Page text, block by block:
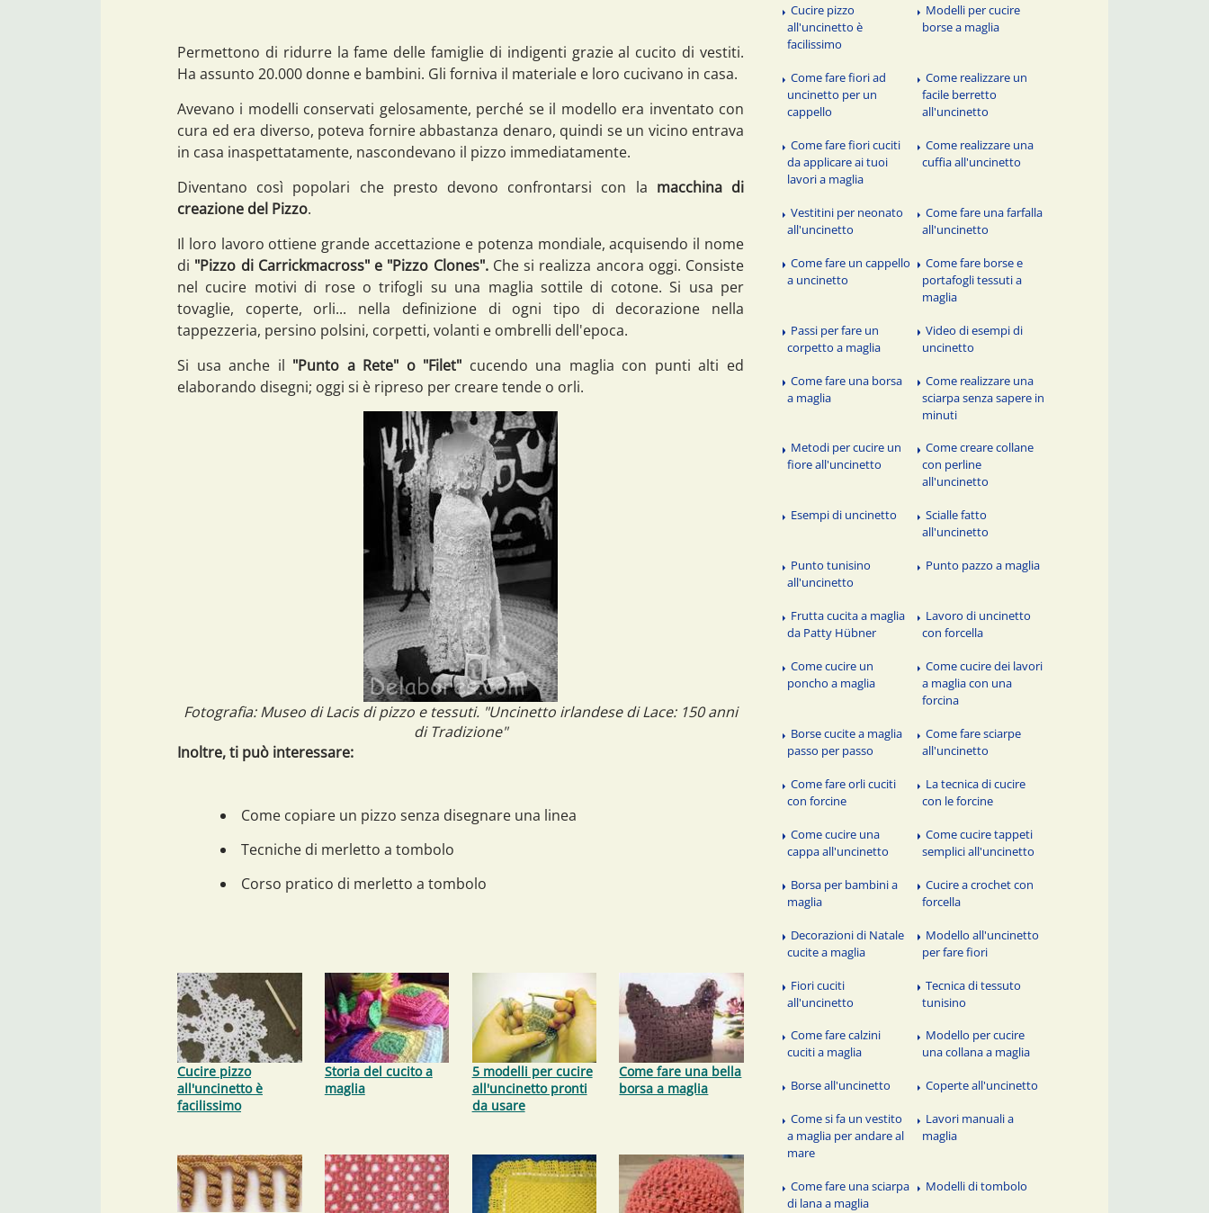
Permettono di ridurre la fame delle famiglie di indigenti grazie al cucito di vestiti.
Ha assunto 20.000 donne e bambini. Gli forniva il materiale e loro cucivano in casa.
Avevano i modelli conservati gelosamente, perché se il modello era inventato con
cura ed era diverso, poteva fornire abbastanza denaro, quindi se un vicino entrava
in casa inaspettatamente, nascondevano il pizzo immediatamente.
Diventano così popolari che presto devono confrontarsi con la macchina di
creazione del Pizzo.
Il loro lavoro ottiene grande accettazione e potenza mondiale, acquisendo il nome
di "Pizzo di Carrickmacross" e "Pizzo Clones".Che si realizza ancora oggi. Consiste
nel cucire motivi di rose o trifogli su una maglia sottile di cotone. Si usa per
tovaglie, coperte, orli... nella definizione di ogni tipo di decorazione nella
tappezzeria, persino polsini, corpetti, volanti e ombrelli dell'epoca.
Si usa anche il "Punto a Rete" o "Filet" cucendo una maglia con punti alti ed
elaborando disegni; oggi si è ripreso per creare tende o orli.
Fotografia: Museo di Lacis di pizzo e tessuti. "Uncinetto irlandese di Lace: 150 anni
di Tradizione"
Inoltre, ti può interessare:
Come copiare un pizzo senza disegnare una linea
Tecniche di merletto a tombolo
Corso pratico di merletto a tombolo
Cucire pizzo
all'uncinetto è
facilissimo
Storia del cucito a
maglia
5 modelli per cucire
all'uncinetto pronti
da usare
Come fare una bella
borsa a maglia
Cucire pizzo
all'uncinetto è
facilissimo
Modelli per cucire
borse a maglia
Come fare fiori ad
uncinetto per un
cappello
Come realizzare un
facile berretto
all'uncinetto
Come fare fiori cuciti
da applicare ai tuoi
lavori a maglia
Come realizzare una
cuffia all'uncinetto
Vestitini per neonato
all'uncinetto
Come fare una farfalla
all'uncinetto
Come fare un cappello
a uncinetto
Come fare borse e
portafogli tessuti a
maglia
Passi per fare un
corpetto a maglia
Video di esempi di
uncinetto
Come fare una borsa
a maglia
Come realizzare una
sciarpa senza sapere in
minuti
Metodi per cucire un
fiore all'uncinetto
Come creare collane
con perline
all'uncinetto
Esempi di uncinetto
Scialle fatto
all'uncinetto
Punto tunisino
all'uncinetto
Punto pazzo a maglia
Frutta cucita a maglia
da Patty Hübner
Lavoro di uncinetto
con forcella
Come cucire un
poncho a maglia
Come cucire dei lavori
a maglia con una
forcina
Borse cucite a maglia
passo per passo
Come fare sciarpe
all'uncinetto
Come fare orli cuciti
con forcine
La tecnica di cucire
con le forcine
Come cucire una
cappa all'uncinetto
Come cucire tappeti
semplici all'uncinetto
Borsa per bambini a
maglia
Cucire a crochet con
forcella
Decorazioni di Natale
cucite a maglia
Modello all'uncinetto
per fare fiori
Fiori cuciti
all'uncinetto
Tecnica di tessuto
tunisino
Come fare calzini
cuciti a maglia
Modello per cucire
una collana a maglia
Borse all'uncinetto Coperte all'uncinetto
Come si fa un vestito
a maglia per andare al
mare
Lavori manuali a
maglia
Come fare una sciarpa
di lana a maglia
Modelli di tombolo